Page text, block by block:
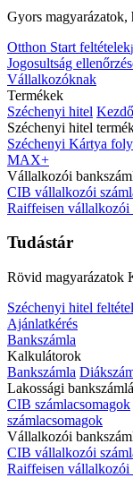
Gyors
Otthon Start feltételek
Jogosultság
Vállalkozóknak
Termékek
Széchenyi hitel
Széchenyi hitel
Széchenyi Kártya
MAX+
Vállalkozói
CIB vállalkozói
Raiffeisen vállalkozói
Tudástár
Rövid magyarázatok
Széchenyi hitel
Ajánlatkérés
Bankszámla
Kalkulátorok
Bankszámla
Lakossági
CIB számlacsomagok
számlacsomagok
Vállalkozói
CIB vállalkozói
Raiffeisen vállalkozói